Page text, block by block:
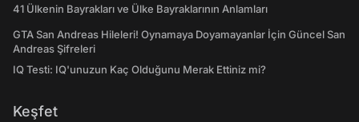
41 Ülkenin Bayrakları ve Ülke Bayraklarının Anlamları
GTA San Andreas Hileleri! Oynamaya Doyamayanlar İçin Güncel San
Andreas Şifreleri
IQ Testi: IQ'unuzun Kaç Olduğunu Merak Ettiniz mi?
Keşfet